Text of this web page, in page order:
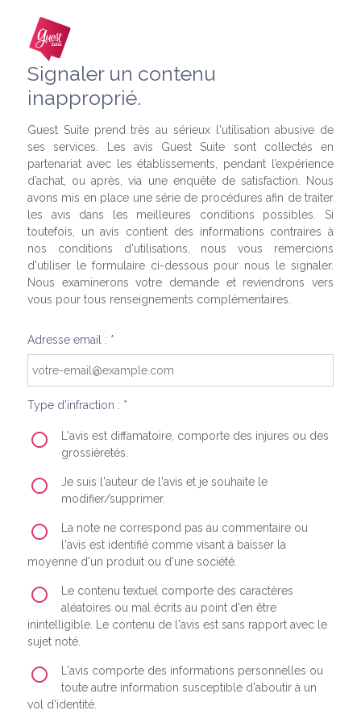
Signaler un contenu
inapproprié.
Guest Suite prend très au sérieux l'utilisation abusive de
ses services. Les avis Guest Suite sont collectés en
partenariat avec les établissements, pendant l’expérience
d’achat, ou après, via une enquête de satisfaction. Nous
avons mis en place une série de procédures afin de traiter
les avis dans les meilleures conditions possibles. Si
toutefois, un avis contient des informations contraires à
nos conditions d'utilisations, nous vous remercions
d'utiliser le formulaire ci-dessous pour nous le signaler.
Nous examinerons votre demande et reviendrons vers
vous pour tous renseignements complémentaires.
Adresse email : *
Type d'infraction : *
L'avis est diffamatoire, comporte des injures ou des
grossièretés.
Je suis l'auteur de l'avis et je souhaite le
modifier/supprimer.
La note ne correspond pas au commentaire ou
l'avis est identifié comme visant à baisser la
moyenne d'un produit ou d'une société.
Le contenu textuel comporte des caractères
aléatoires ou mal écrits au point d'en être
inintelligible. Le contenu de l'avis est sans rapport avec le
sujet noté.
L'avis comporte des informations personnelles ou
toute autre information susceptible d'aboutir à un
vol d'identité.